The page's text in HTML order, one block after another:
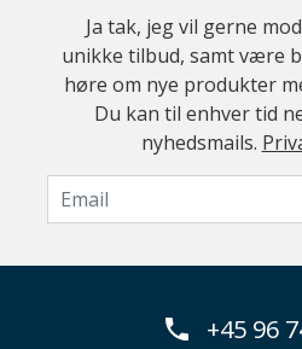
Ja tak, jeg vil gerne
unikke tilbud, samt være
høre om nye produkter
Du kan til enhver tid
nyhedsmails.
+45 96